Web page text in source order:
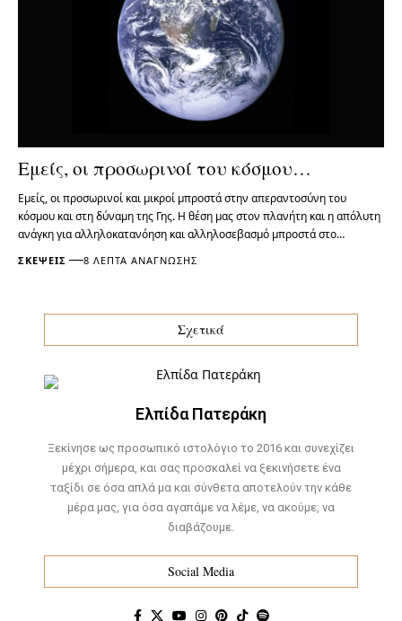
Εμείς, οι προσωρινοί του κόσμου…
Εμείς, οι προσωρινοί και μικροί μπροστά στην απεραντοσύνη του
κόσμου και στη δύναμη της Γης. Η θέση μας στον πλανήτη και η απόλυτη
ανάγκη για αλληλοκατανόηση και αλληλοσεβασμό μπροστά στο…
ΣΚΈΨΕΙΣ 8 ΛΕΠΤΆ ΑΝΆΓΝΩΣΗΣ
Σχετικά
Ελπίδα Πατεράκη
Ξεκίνησε ως προσωπικό ιστολόγιο το 2016 και συνεχίζει
μέχρι σήμερα, και σας προσκαλεί να ξεκινήσετε ένα
ταξίδι σε όσα απλά μα και σύνθετα αποτελούν την κάθε
μέρα μας, για όσα αγαπάμε να λέμε, να ακούμε, να
διαβάζουμε.
Social Media